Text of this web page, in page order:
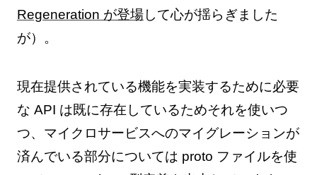
Regeneration が登場して心が揺らぎました
が）。
現在提供されている機能を実装するために必要
な API は既に存在しているためそれを使いつ
つ、マイクロサービスへのマイグレーションが
済んでいる部分については proto ファイルを使